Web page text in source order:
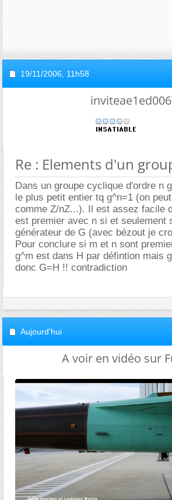
19/11/2006, 11h58
inviteae1ed006
Re : Elements d'un
Dans un groupe cyclique d'ordre n
le plus petit entier tq g^n=1 (on
comme Z/nZ...). Il est assez facile
est premier avec n si et seulement
générateur de G (avec bézout je
Pour conclure si m et n sont
g^m est dans H par défintion mais
donc G=H !! contradiction
Aujourd'hui
A voir en vidéo sur